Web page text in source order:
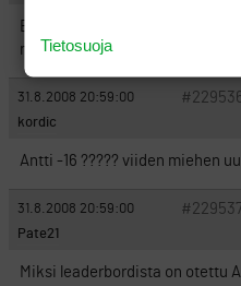
Eipä tullut pojille vieläkään
mutta hieno tulos kuitenkin.
31.8.2008 20:59:00
kordic
Antti -16 ????? viiden miehen
31.8.2008 20:59:00
Pate21
Miksi leaderbordista on otettu
Tietosuoja